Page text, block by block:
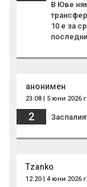
В Юве
10 е за
анонимен
23:08 | 5 юни 2026 г.
2
Tzanko
12:20 | 4 юни 2026 г.